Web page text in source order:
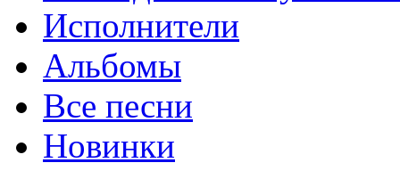
Исполнители
Альбомы
Все песни
Новинки